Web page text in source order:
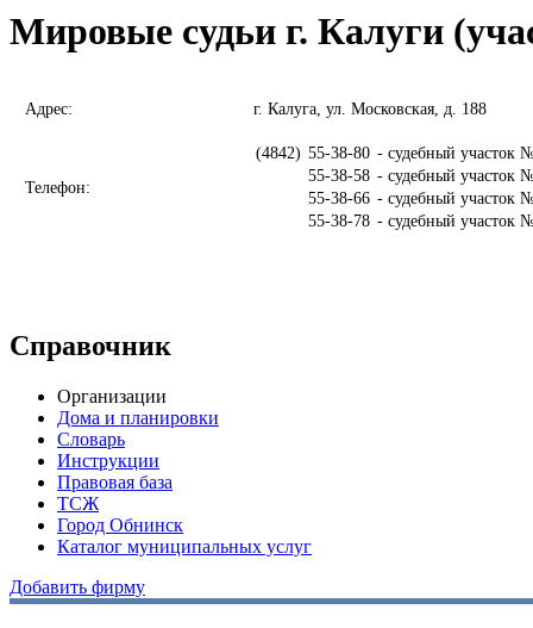
Мировые судьи г. Калуги
Адрес: г. Калуга, ул. Московская, д. 188
Телефон:
(4842) 55-38-80 - судебный участок
55-38-58 - судебный участок
55-38-66 - судебный участок
55-38-78 - судебный участок
Справочник
Организации
Дома и планировки
Словарь
Инструкции
Правовая база
ТСЖ
Город Обнинск
Каталог муниципальных услуг
Добавить фирму